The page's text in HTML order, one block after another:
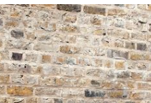
Regalschränke
Büro Schrankwände
Spinde
Garderoben
Zubehör